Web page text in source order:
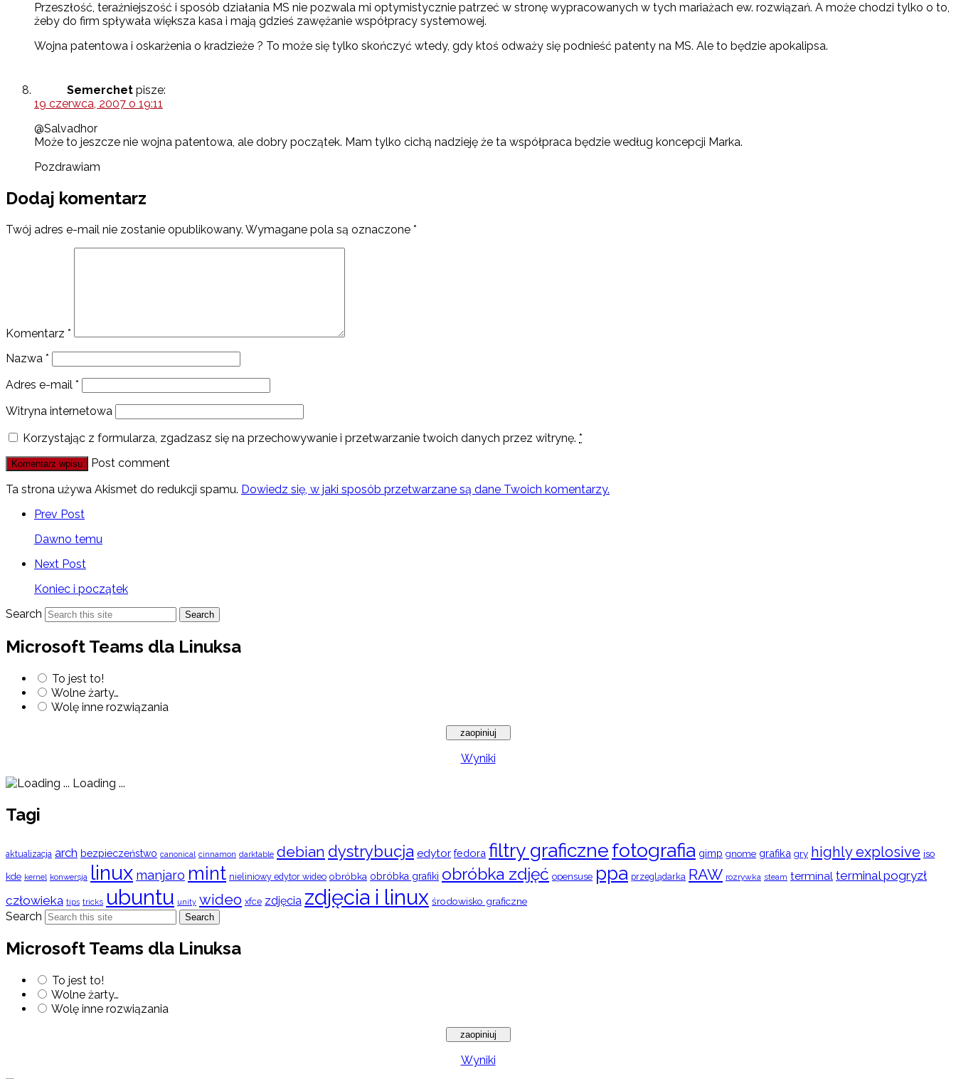
Przeszłość, teraźniejszość i sposób działania MS nie pozwala mi optymistycznie patrzeć w stronę wypracowanych w tych mariażach ew. rozwiązań. A może chodzi tylko o to,
żeby do firm spływała większa kasa i mają gdzieś zawężanie współpracy systemowej.
Wojna patentowa i oskarżenia o kradzieże ? To może się tylko skończyć wtedy, gdy ktoś odważy się podnieść patenty na MS. Ale to będzie apokalipsa.
Semerchet pisze:
19 czerwca, 2007 o 19:11
@Salvadhor
Może to jeszcze nie wojna patentowa, ale dobry początek. Mam tylko cichą nadzieję że ta współpraca będzie według koncepcji Marka.
Pozdrawiam
Dodaj komentarz
Twój adres e-mail nie zostanie opublikowany. Wymagane pola są oznaczone *
Komentarz *
Nazwa *
Adres e-mail *
Witryna internetowa
Korzystając z formularza, zgadzasz się na przechowywanie i przetwarzanie twoich danych przez witrynę. *
Post comment
Ta strona używa Akismet do redukcji spamu. Dowiedz się, w jaki sposób przetwarzane są dane Twoich komentarzy.
Prev Post
Dawno temu
Next Post
Koniec i początek
Search
Search
Microsoft Teams dla Linuksa
To jest to!
Wolne żarty…
Wolę inne rozwiązania
Wyniki
Loading ...
Tagi
aktualizacja arch bezpieczeństwo canonical cinnamon darktable debian dystrybucja edytor fedora filtry graficznefotografia gimp gnome grafika gry highly explosive iso
kde kernel konwersja linux manjaro mint nieliniowy edytor wideo obróbka obróbka grafiki obróbka zdjęć opensuse ppa przeglądarka RAW rozrywka steam terminal terminal pogryzł
człowieka tips tricks ubuntu unity wideo xfce zdjęcia zdjęcia i linux środowisko graficzne
Search Search
Microsoft Teams dla Linuksa
To jest to!
Wolne żarty…
Wolę inne rozwiązania
Wyniki